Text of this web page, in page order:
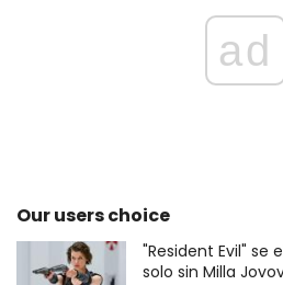
ad
Our users choice
"Resident Evil" se
solo sin Milla